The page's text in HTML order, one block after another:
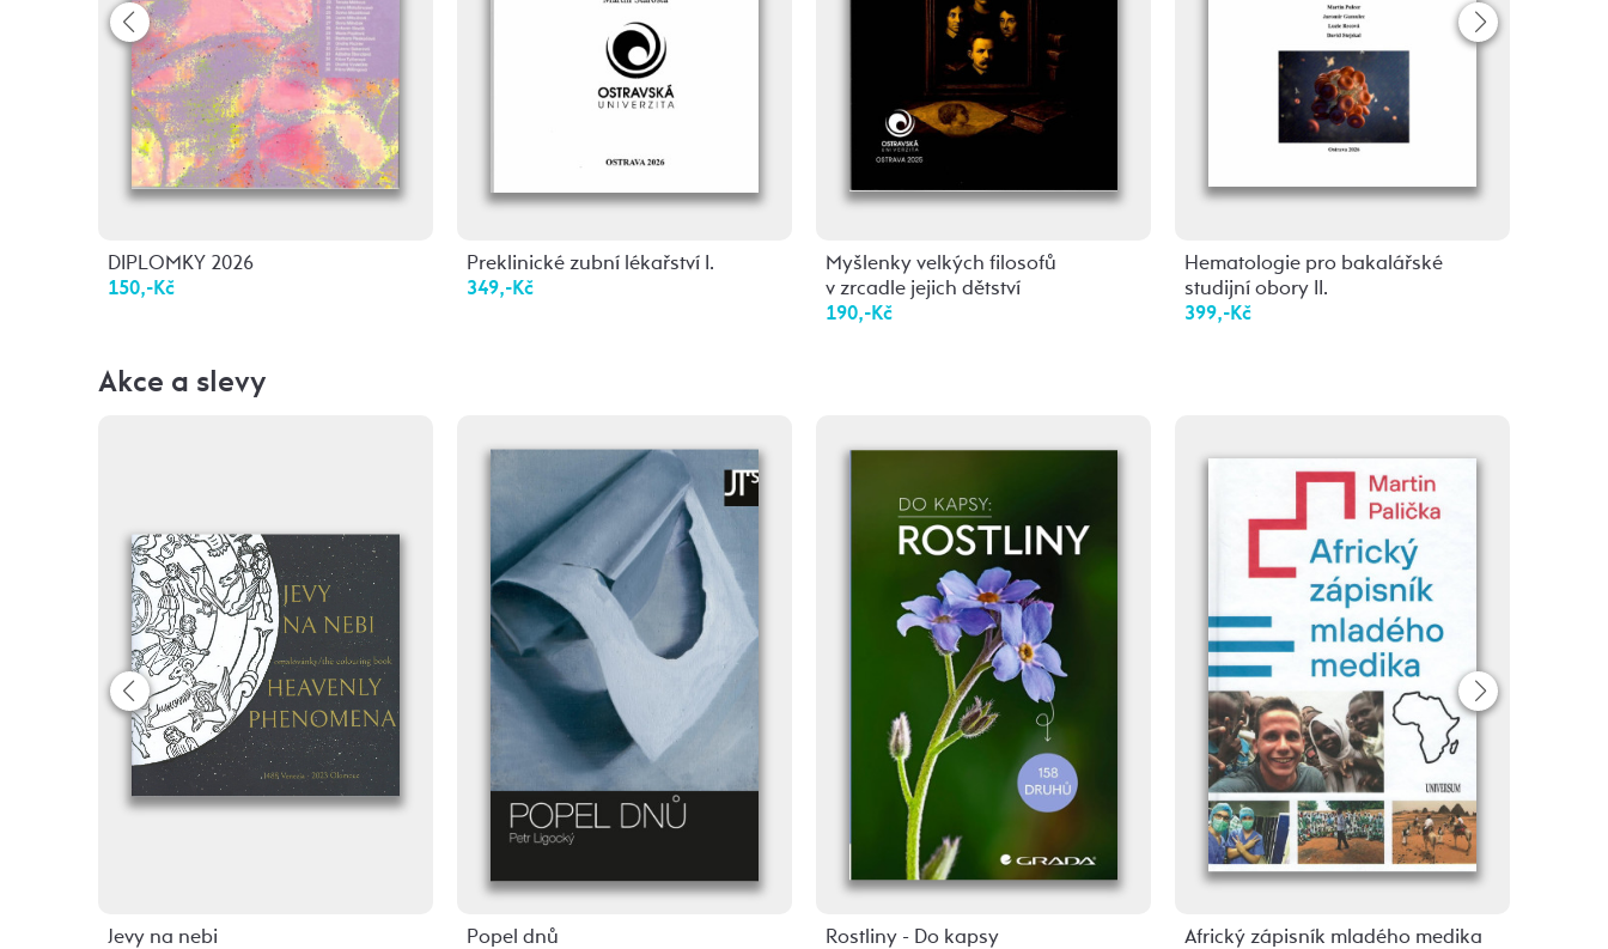
DIPLOMKY 2026
150,-Kč
Preklinické zubní lékařství I.
349,-Kč
Myšlenky velkých filosofů
v zrcadle jejich dětství
190,-Kč
Hematologie pro bakalářské
studijní obory II.
399,-Kč
Akce a slevy
Jevy na nebi
Popel dnů
Rostliny - Do kapsy
Africký zápisník mladého medika